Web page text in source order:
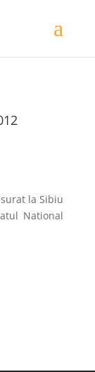
la Sibiu
National